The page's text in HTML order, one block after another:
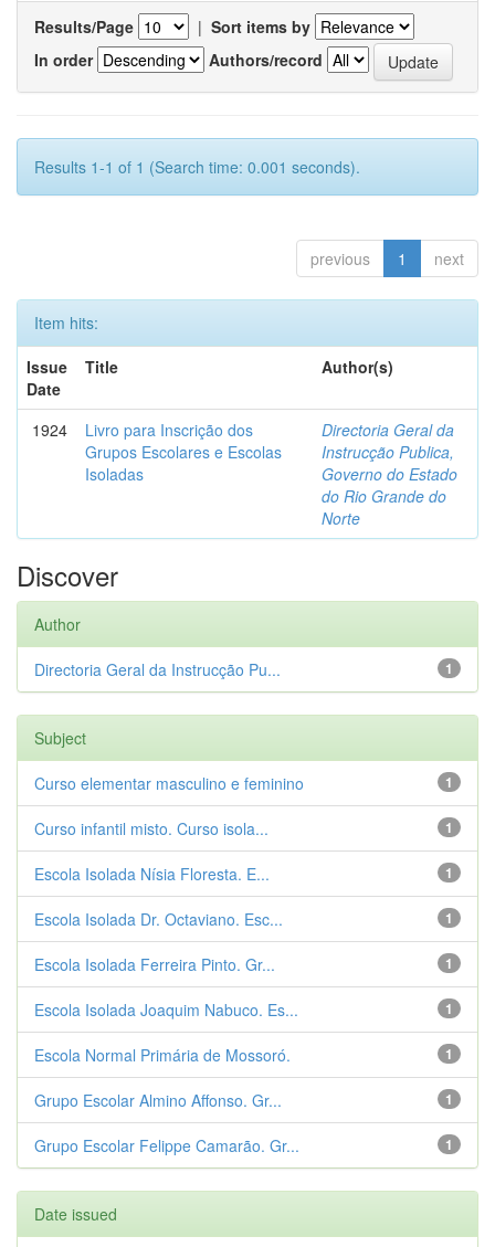
Results/Page | Sort items by
In order
Authors/record
Results 1-1 of 1 (Search time: 0.001 seconds).
previous 1 next
Item hits:
Issue
Date
Title Author(s)
1924
Livro para Inscrição dos
Grupos Escolares e Escolas
Isoladas
Directoria Geral da
Instrucção Publica,
Governo do Estado
do Rio Grande do
Norte
Discover
Author
1
Directoria Geral da Instrucção Pu...
Subject
1
Curso elementar masculino e feminino
1
Curso infantil misto. Curso isola...
1
Escola Isolada Nísia Floresta. E...
1
Escola Isolada Dr. Octaviano. Esc...
1
Escola Isolada Ferreira Pinto. Gr...
1
Escola Isolada Joaquim Nabuco. Es...
1
Escola Normal Primária de Mossoró.
1
Grupo Escolar Almino Affonso. Gr...
1
Grupo Escolar Felippe Camarão. Gr...
Date issued